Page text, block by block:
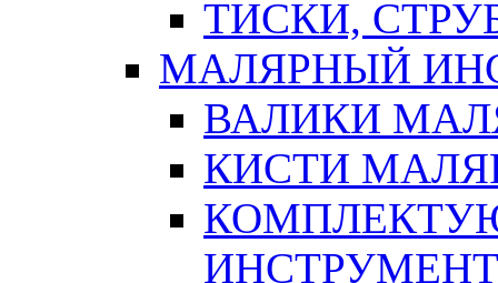
ТИСКИ,
МАЛЯРНЫЙ
ВАЛИКИ
КИСТИ